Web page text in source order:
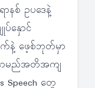
စ် ဥပဒေနဲ့
နှောင်
က်နဲ့ ဖေ့စ်ဘုတ်မှာ
မည်အတိအကျ
Speech တွေ